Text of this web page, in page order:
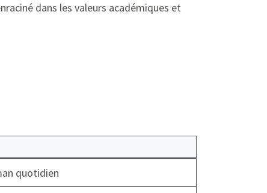
dans les valeurs académiques et
quotidien